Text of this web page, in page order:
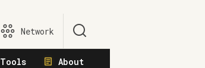
Network
Tools About